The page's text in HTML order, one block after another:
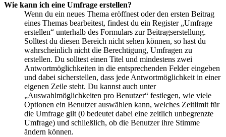
Wie kann ich eine Umfrage erstellen?
Wenn du ein neues Thema eröffnest oder den ersten Beitrag
eines Themas bearbeitest, findest du ein Register „Umfrage
erstellen“ unterhalb des Formulars zur Beitragserstellung.
Solltest du diesen Bereich nicht sehen können, so hast du
wahrscheinlich nicht die Berechtigung, Umfragen zu
erstellen. Du solltest einen Titel und mindestens zwei
Antwortmöglichkeiten in die entsprechenden Felder eingeben
und dabei sicherstellen, dass jede Antwortmöglichkeit in einer
eigenen Zeile steht. Du kannst auch unter
„Auswahlmöglichkeiten pro Benutzer“ festlegen, wie viele
Optionen ein Benutzer auswählen kann, welches Zeitlimit für
die Umfrage gilt (0 bedeutet dabei eine zeitlich unbegrenzte
Umfrage) und schließlich, ob die Benutzer ihre Stimme
ändern können.